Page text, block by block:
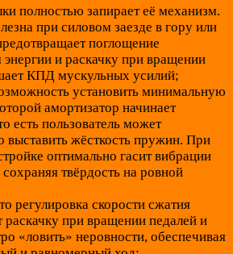
полностью запирает её механизм.
при силовом заезде в гору или
поглощение
и раскачку при вращении
КПД мускульных усилий;
установить минимальную
амортизатор начинает
есть пользователь может
выставить жёсткость пружин. При
оптимально гасит вибрации
твёрдость на ровной
регулировка скорости сжатия
раскачку при вращении педалей и
«ловить» неровности, обеспечивая